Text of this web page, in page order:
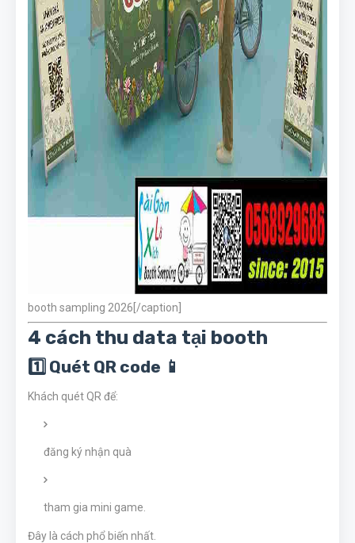
booth sampling 2026[/caption]
4 cách thu data tại booth
1️⃣ Quét QR code 📱
Khách quét QR để:
đăng ký nhận quà
tham gia mini game.
Đây là cách phổ biến nhất.